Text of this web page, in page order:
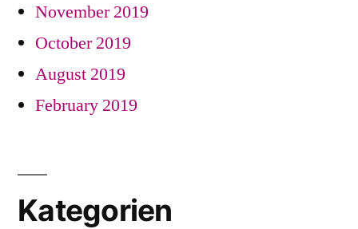
November 2019
October 2019
August 2019
February 2019
Kategorien